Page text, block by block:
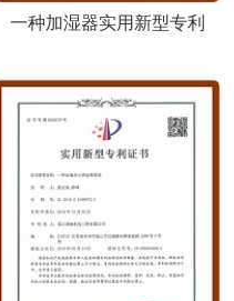
一种加湿器实用新型专利